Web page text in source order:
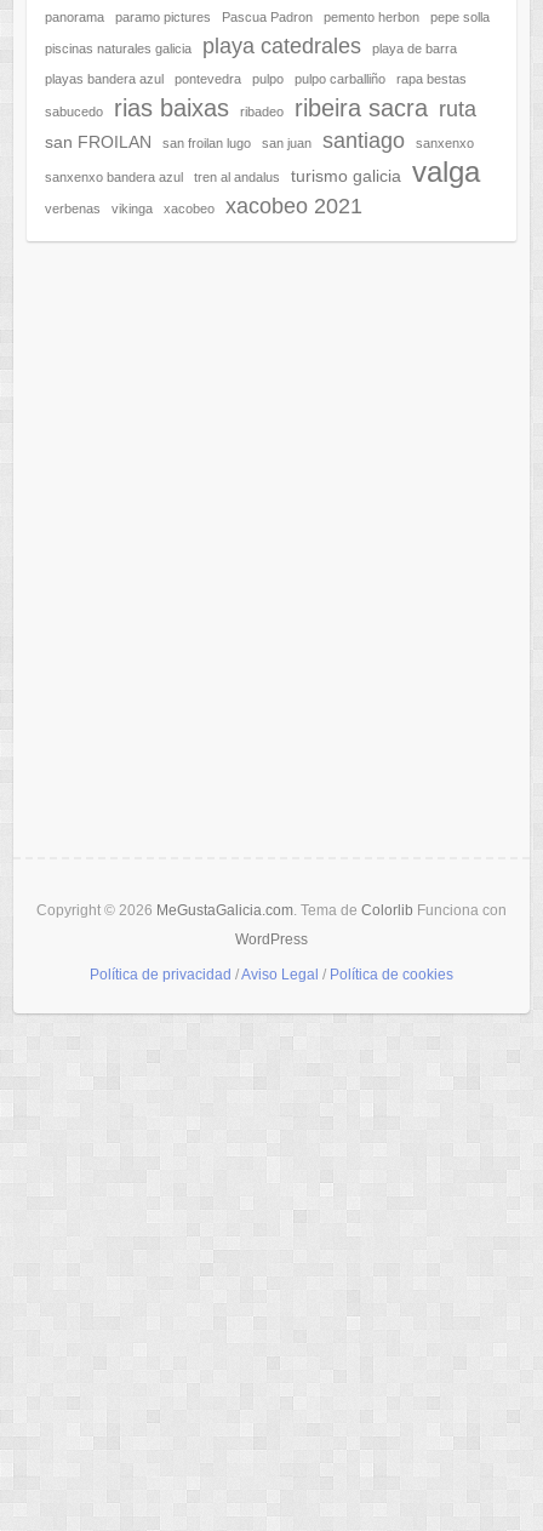
panorama paramo pictures Pascua Padron pemento herbon pepe solla
piscinas naturales galicia playa catedrales playa de barra
playas bandera azul pontevedra pulpo pulpo carballiño rapa bestas
sabucedo rias baixas ribadeo ribeira sacra ruta
san FROILAN san froilan lugo san juan santiago sanxenxo
sanxenxo bandera azul tren al andalus turismo galicia valga
verbenas vikinga xacobeo xacobeo 2021
Copyright © 2026 MeGustaGalicia.com. Tema de Colorlib Funciona con
WordPress
Política de privacidad /Aviso Legal / Política de cookies